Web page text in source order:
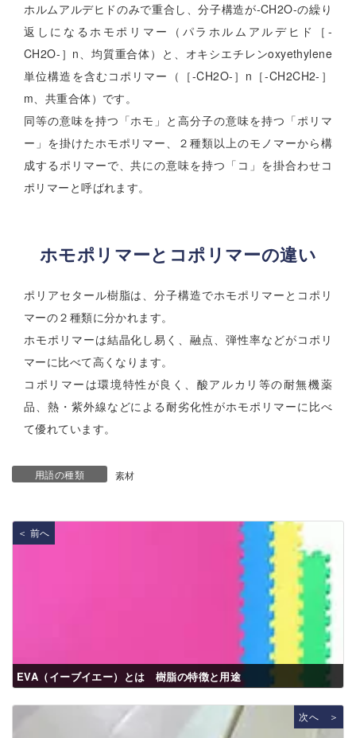
ホルムアルデヒドのみで重合し、分子構造が-CH2O-の繰り
返しになるホモポリマー（パラホルムアルデヒド［-
CH2O-］n、均質重合体）と、オキシエチレンoxyethylene
単位構造を含むコポリマー（［-CH2O-］n［-CH2CH2-］
m、共重合体）です。
同等の意味を持つ「ホモ」と高分子の意味を持つ「ポリマ
ー」を掛けたホモポリマー、２種類以上のモノマーから構
成するポリマーで、共にの意味を持つ「コ」を掛合わせコ
ポリマーと呼ばれます。
ホモポリマーとコポリマーの違い
ポリアセタール樹脂は、分子構造でホモポリマーとコポリ
マーの２種類に分かれます。
ホモポリマーは結晶化し易く、融点、弾性率などがコポリ
マーに比べて高くなります。
コポリマーは環境特性が良く、酸アルカリ等の耐無機薬
品、熱・紫外線などによる耐劣化性がホモポリマーに比べ
て優れています。
用語の種類 素材
＜ 前へ
EVA（イーブイエー）とは 樹脂の特徴と用途
次へ ＞